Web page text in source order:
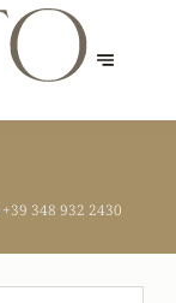
+39 348 932 2430